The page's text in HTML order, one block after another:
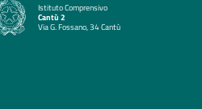
Istituto Comprensivo
Cantù 2
Via G. Fossano, 34 Cantù
— Visita la pagina iniziale della scuola